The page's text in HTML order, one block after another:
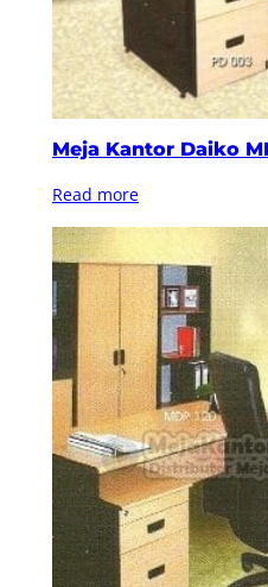
Meja Kantor Daiko
Read more